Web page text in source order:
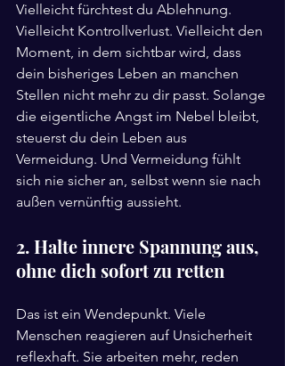
Vielleicht fürchtest du Ablehnung.
Vielleicht Kontrollverlust. Vielleicht den
Moment, in dem sichtbar wird, dass
dein bisheriges Leben an manchen
Stellen nicht mehr zu dir passt. Solange
die eigentliche Angst im Nebel bleibt,
steuerst du dein Leben aus
Vermeidung. Und Vermeidung fühlt
sich nie sicher an, selbst wenn sie nach
außen vernünftig aussieht.
2. Halte innere Spannung aus,
ohne dich sofort zu retten
Das ist ein Wendepunkt. Viele
Menschen reagieren auf Unsicherheit
reflexhaft. Sie arbeiten mehr, reden